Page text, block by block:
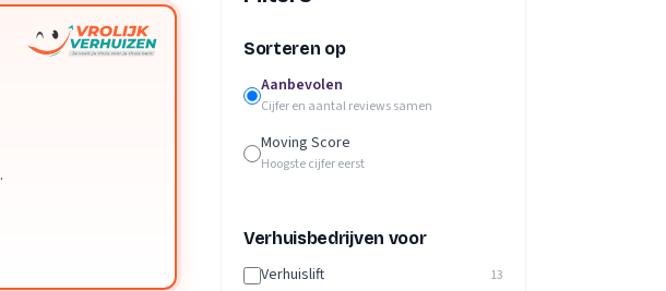
Sorteren op
Aanbevolen
Cijfer en aantal reviews samen
Moving Score
Hoogste cijfer eerst
Verhuisbedrijven voor
Verhuislift 13